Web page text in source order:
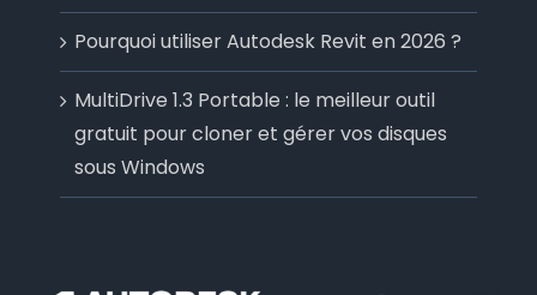
Pourquoi utiliser Autodesk Revit en 2026 ?
MultiDrive 1.3 Portable : le meilleur outil
gratuit pour cloner et gérer vos disques
sous Windows